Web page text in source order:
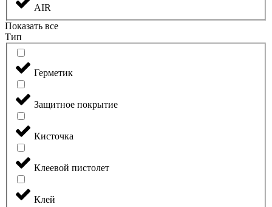
AIR
Показать все
Тип
Герметик
Защитное покрытие
Кисточка
Клеевой пистолет
Клей